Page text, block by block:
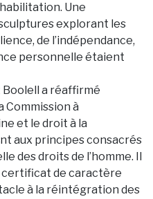
Une
explorant les
de l’indépendance,
personnelle étaient
Boolell a réaffirmé
Commission à
et le droit à la
aux principes consacrés
des droits de l’homme. Il
certificat de caractère
à la réintégration des